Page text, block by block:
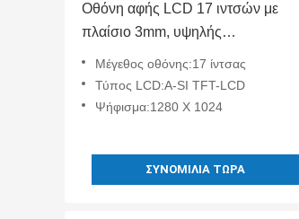
Οθόνη αφής LCD 17 ιντσών με
πλαίσιο 3mm, υψηλής
ηλιακό φως, IP65, με χωρητική αφή
IPC
Μέγεθος οθόνης:17 ίντσας
Τύπος LCD:A-SI TFT-LCD
Ψήφισμα:1280 X 1024
ΣΥΝΟΜΙΛΊΑ ΤΏΡΑ